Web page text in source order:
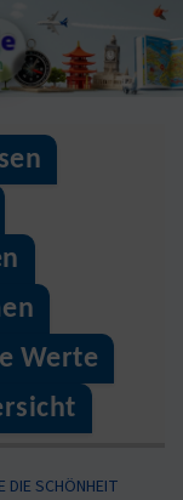
Werte
DIE SCHÖNHEIT